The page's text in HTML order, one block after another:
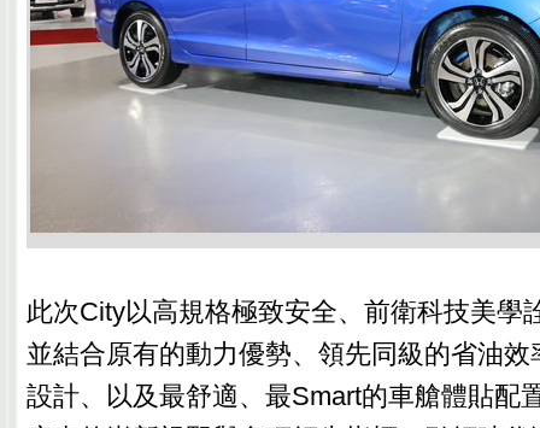
此次City以高規格極致安全、前衛科技美學
並結合原有的動力優勢、領先同級的省油
設計、以及最舒適、最Smart的車艙體貼配